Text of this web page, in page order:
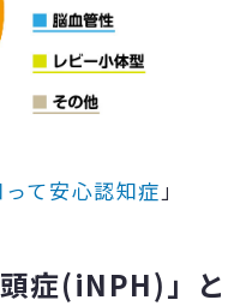
て安心認知症 」
症(iNPH)」と